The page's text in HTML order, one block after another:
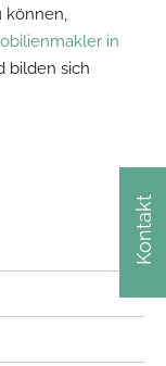
Kontakt
können,
in
bilden sich